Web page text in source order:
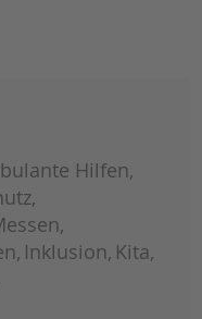
Hilfen
Inklusion Kita